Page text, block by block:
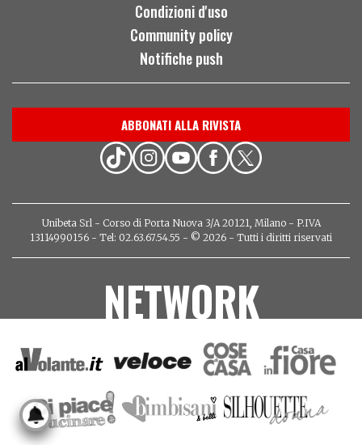
Condizioni d'uso
Community policy
Notifiche push
ABBONATI ALLA RIVISTA
Unibeta Srl - Corso di Porta Nuova 3/A 20121, Milano - P.IVA
13114990156 - Tel: 02.63.67.54.55 - © 2026 - Tutti i diritti riservati
NETWORK